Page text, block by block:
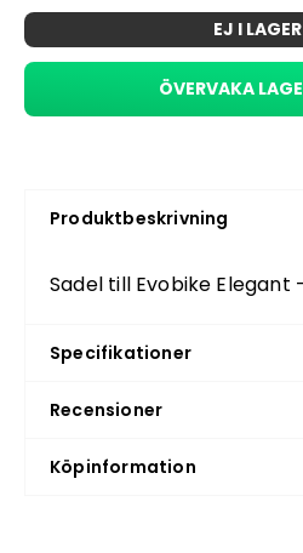
EJ I LAGER
ÖVERVAKA
Produktbeskrivning
Sadel till Evobike Elegant
Specifikationer
Recensioner
Köpinformation